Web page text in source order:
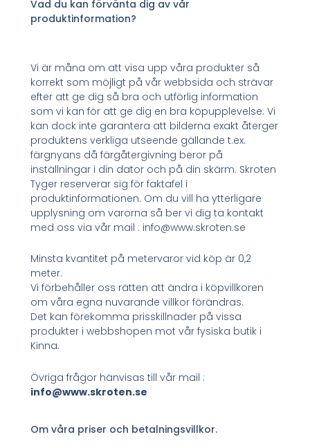
Vad du kan förvänta dig av vår
produktinformation?
Vi är måna om att visa upp våra produkter så
korrekt som möjligt på vår webbsida och strävar
efter att ge dig så bra och utförlig information
som vi kan för att ge dig en bra köpupplevelse. Vi
kan dock inte garantera att bilderna exakt återger
produktens verkliga utseende gällande t.ex.
färgnyans då färgåtergivning beror på
inställningar i din dator och på din skärm. Skroten
Tyger reserverar sig för faktafel i
produktinformationen. Om du vill ha ytterligare
upplysning om varorna så ber vi dig ta kontakt
med oss via vår mail : info@www.skroten.se
Minsta kvantitet på metervaror vid köp är 0,2
meter.
Vi förbehåller oss rätten att ändra i köpvillkoren
om våra egna nuvarande villkor förändras.
Det kan förekomma prisskillnader på vissa
produkter i webbshopen mot vår fysiska butik i
Kinna.
Övriga frågor hänvisas till vår mail :
info@www.skroten.se
Om våra priser och betalningsvillkor.